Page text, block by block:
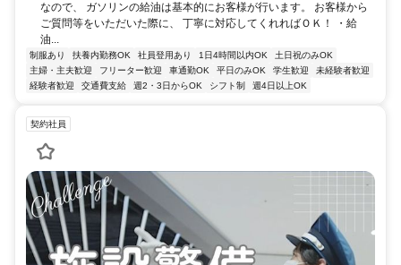
なので、 ガソリンの給油は基本的にお客様が行います。 お客様から
ご質問等をいただいた際に、 丁寧に対応してくれればＯＫ！ ・給
油...
制服あり 扶養内勤務OK 社員登用あり 1日4時間以内OK
土日祝のみOK
主婦・主夫歓迎
フリーター歓迎 車通勤OK 平日のみOK 学生歓迎
未経験者歓迎
経験者歓迎
交通費支給 週2・3日からOK シフト制 週4日以上OK
契約社員